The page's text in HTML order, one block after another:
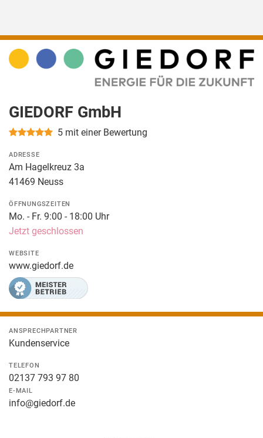
GIEDORF GmbH
5 mit einer Bewertung
ADRESSE
Am Hagelkreuz 3a
41469 Neuss
ÖFFNUNGSZEITEN
Mo. - Fr. 9:00 - 18:00 Uhr
Jetzt geschlossen
WEBSITE
www.giedorf.de
ANSPRECHPARTNER
Kundenservice
TELEFON
02137 793 97 80
E-MAIL
info@giedorf.de